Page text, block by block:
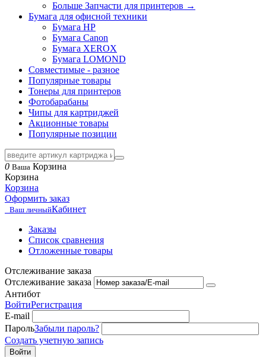
Больше Запчасти для принтеров →
Бумага для офисной техники
Бумага HP
Бумага Canon
Бумага XEROX
Бумага LOMOND
Совместимые - разное
Популярные товары
Тонеры для принтеров
Фотобарабаны
Чипы для картриджей
Акционные товары
Популярные позиции
0 Ваша Корзина
Корзина
Корзина
Оформить заказ
Ваш личныйКабинет
Заказы
Список сравнения
Отложенные товары
Отслеживание заказа
Отслеживание заказа
Антибот
ВойтиРегистрация
E-mail
ПарольЗабыли пароль?
Создать учетную запись
Войти